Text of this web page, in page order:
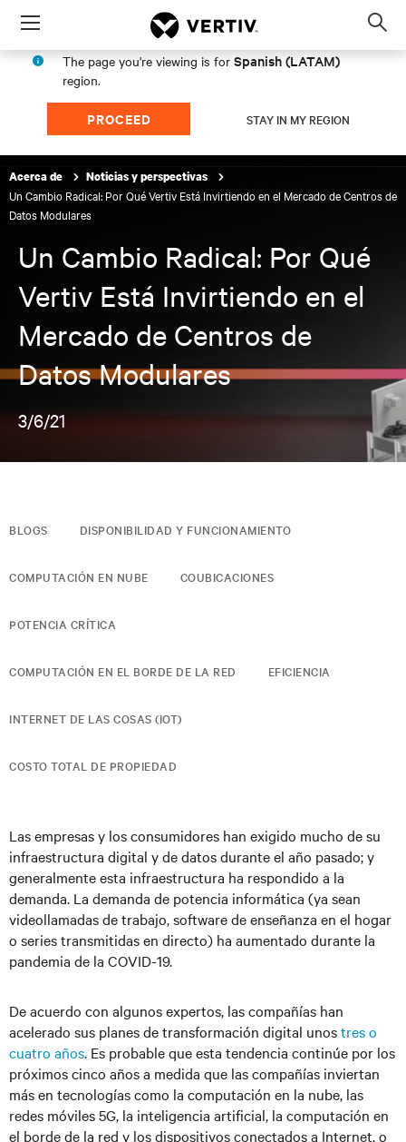
Menu
The page you're viewing is for Spanish (LATAM)
region.
PROCEED STAY IN MY REGION
Acerca de Noticias y perspectivas
Un Cambio Radical: Por Qué Vertiv Está Invirtiendo en el Mercado de Centros de
Datos Modulares
Un Cambio Radical: Por Qué
Vertiv Está Invirtiendo en el
Mercado de Centros de
Datos Modulares
3/6/21
BLOGS DISPONIBILIDAD Y FUNCIONAMIENTO
COMPUTACIÓN EN NUBE COUBICACIONES
POTENCIA CRÍTICA
COMPUTACIÓN EN EL BORDE DE LA RED EFICIENCIA
INTERNET DE LAS COSAS (IOT)
COSTO TOTAL DE PROPIEDAD
Las empresas y los consumidores han exigido mucho de su
infraestructura digital y de datos durante el año pasado; y
generalmente esta infraestructura ha respondido a la
demanda. La demanda de potencia informática (ya sean
videollamadas de trabajo, software de enseñanza en el hogar
o series transmitidas en directo) ha aumentado durante la
pandemia de la COVID-19.
De acuerdo con algunos expertos, las compañías han
acelerado sus planes de transformación digital unostres o
cuatro años. Es probable que esta tendencia continúe por los
próximos cinco años a medida que las compañías inviertan
más en tecnologías como la computación en la nube, las
redes móviles 5G, la inteligencia artificial, la computación en
el borde de la red y los dispositivos conectados a Internet, o